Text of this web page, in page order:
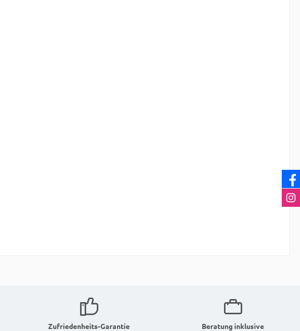
Zufriedenheits-Garantie Beratung inklusive